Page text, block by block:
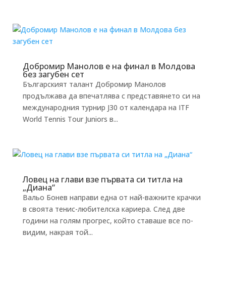
Добромир Манолов е на финал в Молдова
без загубен сет
Българският талант Добромир Манолов
продължава да впечатлява с представянето си на
международния турнир J30 от календара на ITF
World Tennis Tour Juniors в...
Ловец на глави взе първата си титла на
„Диана“
Вальо Бонев направи една от най-важните крачки
в своята тенис-любителска кариера. След две
години на голям прогрес, който ставаше все по-
видим, накрая той...